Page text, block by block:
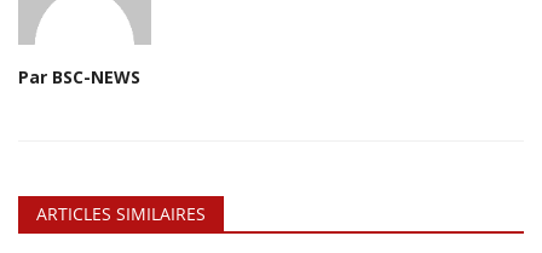
Par BSC-NEWS
ARTICLES SIMILAIRES